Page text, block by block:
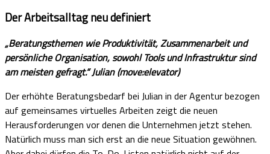
Der Arbeitsalltag neu definiert
„Beratungsthemen wie Produktivität, Zusammenarbeit und
persönliche Organisation, sowohl Tools und Infrastruktur sind
am meisten gefragt.“ Julian (move:elevator)
Der erhöhte Beratungsbedarf bei Julian in der Agentur bezogen
auf gemeinsames virtuelles Arbeiten zeigt die neuen
Herausforderungen vor denen die Unternehmen jetzt stehen.
Natürlich muss man sich erst an die neue Situation gewöhnen.